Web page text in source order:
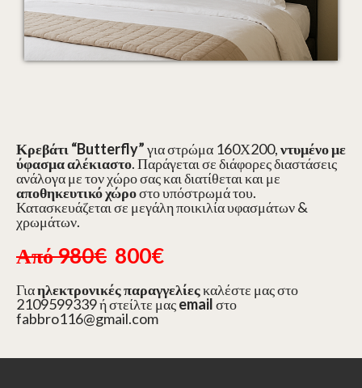
Κρεβάτι “Butterfly”για στρώμα 160Χ200,ντυμένο με
ύφασμααλέκιαστο. Παράγεται σε διάφορες διαστάσεις
ανάλογα με τον χώρο σας και διατίθεται και με
αποθηκευτικό χώροστο υπόστρωμά του.
Κατασκευάζεται σε μεγάλη ποικιλία υφασμάτων &
χρωμάτων.
Από 980€ 800€
Γιαηλεκτρονικές παραγγελίεςκαλέστε μας στο
2109599339 ή στείλτε μαςemailστο
fabbro116@gmail.com